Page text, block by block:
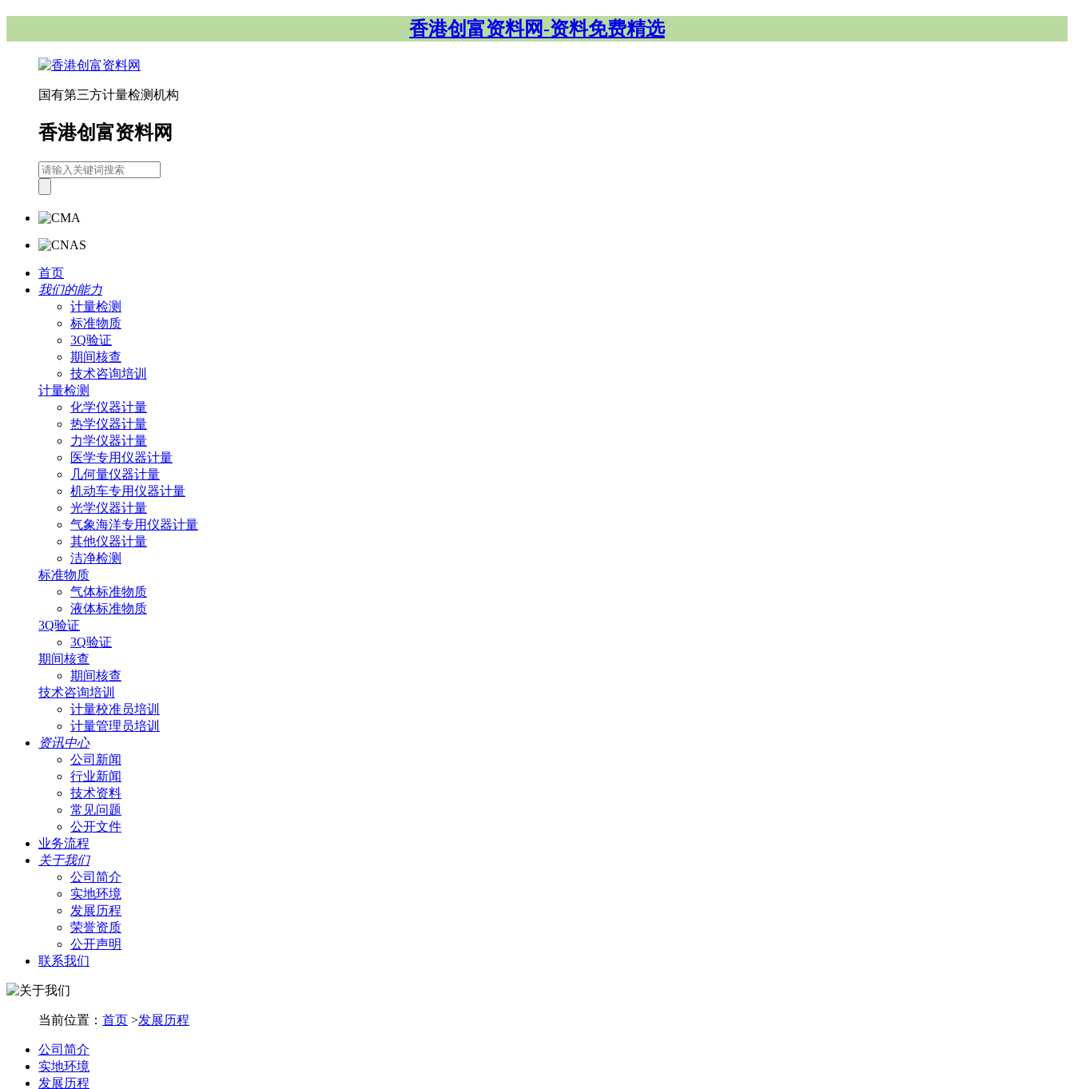
香港创富资料网-资料免费精选
国有第三方计量检测机构
香港创富资料网
首页
我们的能力
计量检测
标准物质
3Q验证
期间核查
技术咨询培训
计量检测
化学仪器计量
热学仪器计量
力学仪器计量
医学专用仪器计量
几何量仪器计量
机动车专用仪器计量
光学仪器计量
气象海洋专用仪器计量
其他仪器计量
洁净检测
标准物质
气体标准物质
液体标准物质
3Q验证
3Q验证
期间核查
期间核查
技术咨询培训
计量校准员培训
计量管理员培训
资讯中心
公司新闻
行业新闻
技术资料
常见问题
公开文件
业务流程
关于我们
公司简介
实地环境
发展历程
荣誉资质
公开声明
联系我们
当前位置： 首页 >发展历程
公司简介
实地环境
发展历程